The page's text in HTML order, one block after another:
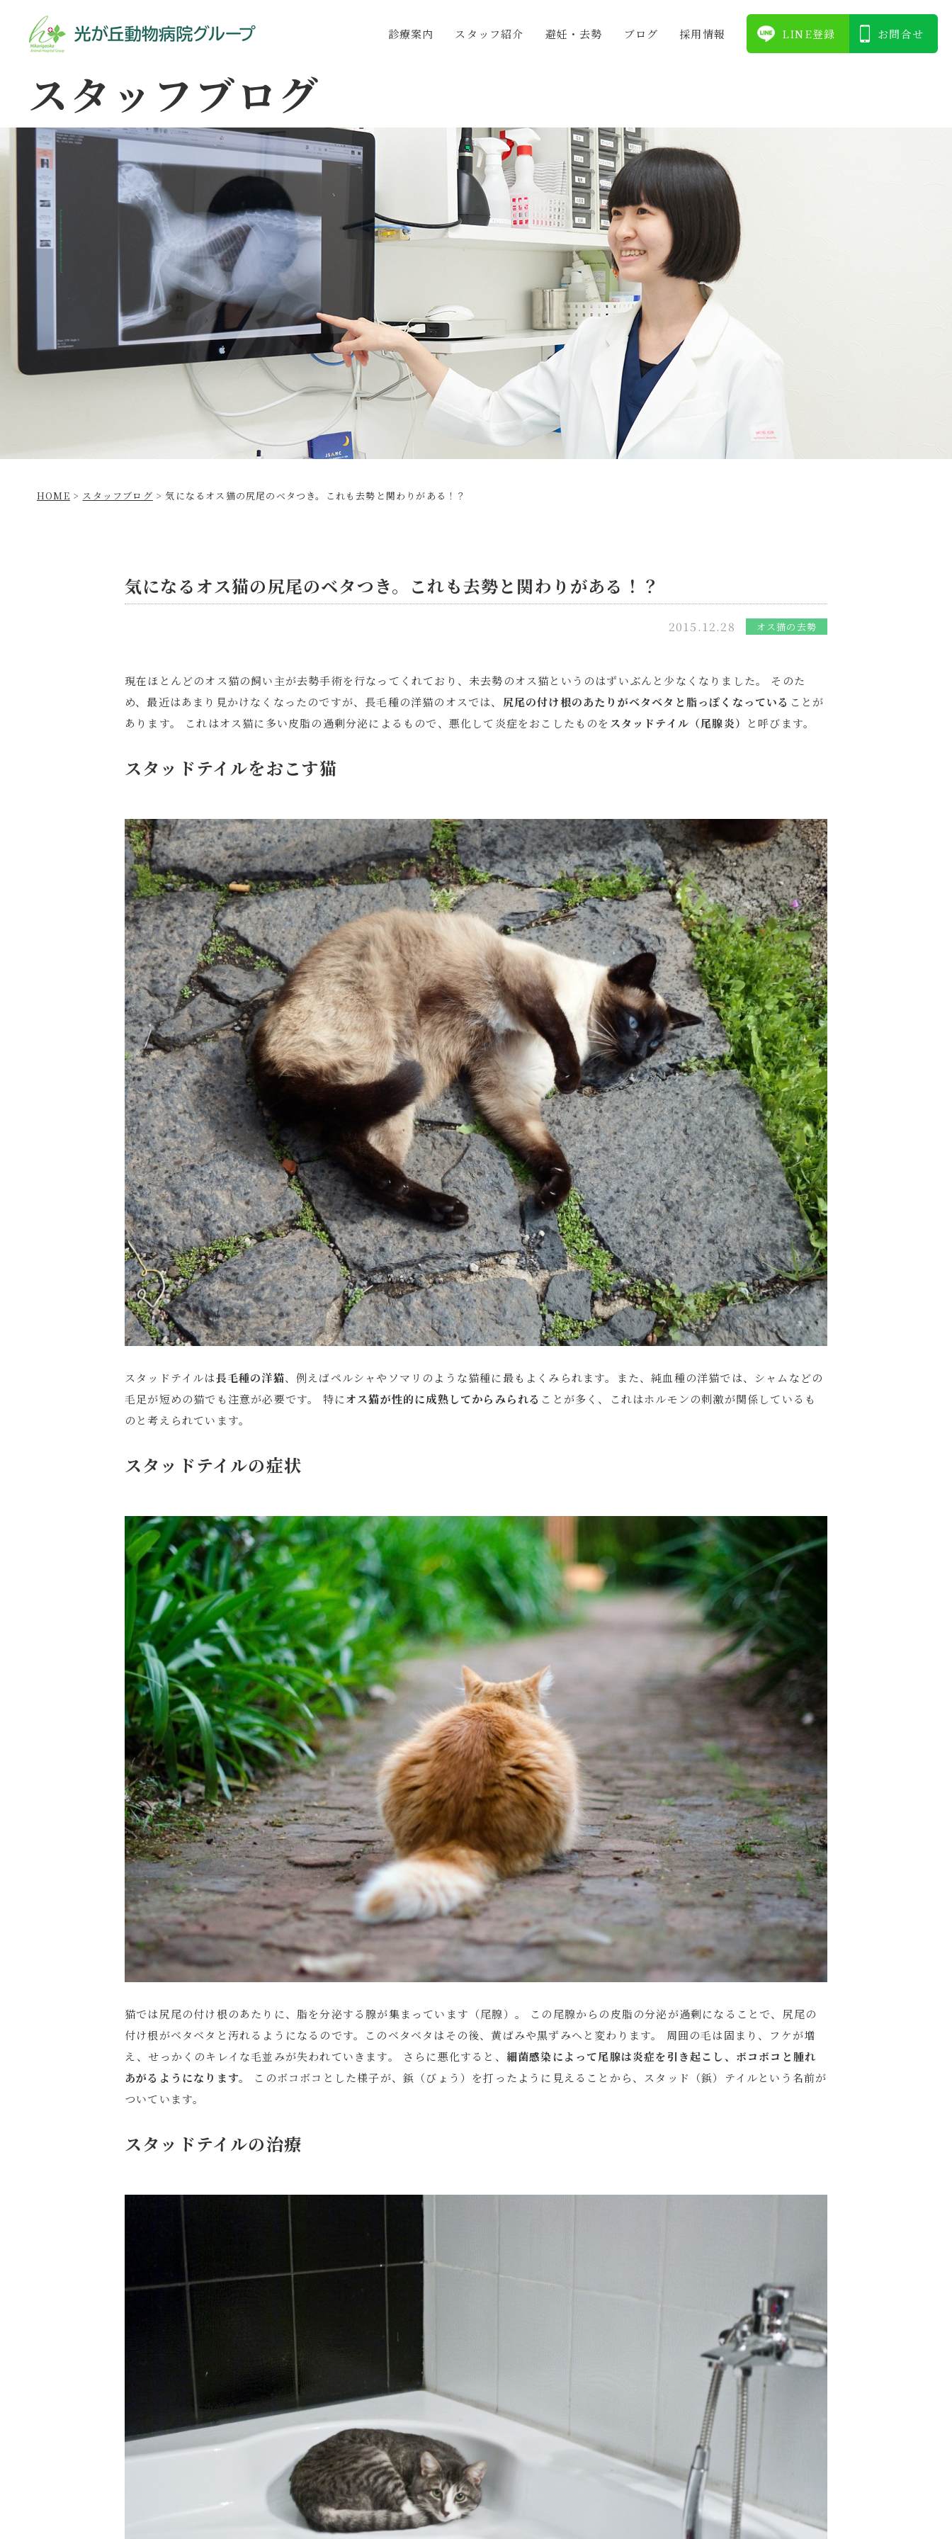
診療案内 スタッフ紹介 避妊・去勢 ブログ 採⽤情報 LINE登録 お問合せ
スタッフブログ
HOME > スタッフブログ > 気になるオス猫の尻尾のベタつき。これも去勢と関わりがある！？
気になるオス猫の尻尾のベタつき。これも去勢と関わりがある！？
2015.12.28 オス猫の去勢
現在ほとんどのオス猫の飼い主が去勢手術を行なってくれており、未去勢のオス猫というのはずいぶんと少なくなりました。 そのた
め、最近はあまり見かけなくなったのですが、長毛種の洋猫のオスでは、 尻尾の付け根のあたりがベタベタと脂っぽくなっている ことが
あります。 これはオス猫に多い皮脂の過剰分泌によるもので、悪化して炎症をおこしたものを スタッドテイル（尾腺炎） と呼びます。
スタッドテイルをおこす猫
スタッドテイルは長毛種の洋猫、例えばペルシャやソマリのような猫種に最もよくみられます。また、純血種の洋猫では、シャムなどの
毛足が短めの猫でも注意が必要です。 特にオス猫が性的に成熟してからみられる ことが多く、これはホルモンの刺激が関係しているも
のと考えられています。
スタッドテイルの症状
猫では尻尾の付け根のあたりに、脂を分泌する腺が集まっています（尾腺）。 この尾腺からの皮脂の分泌が過剰になることで、尻尾の
付け根がベタベタと汚れるようになるのです。このベタベタはその後、黄ばみや黒ずみへと変わります。 周囲の毛は固まり、フケが増
え、せっかくのキレイな毛並みが失われていきます。 さらに悪化すると、 細菌感染によって尾腺は炎症を引き起こし、ボコボコと腫れ
あがるようになります。
このボコボコとした様子が、鋲（びょう）を打ったように見えることから、スタッド（鋲）テイルという名前が
ついています。
スタッドテイルの治療